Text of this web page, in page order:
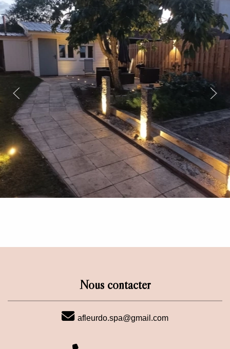
Nous contacter
afleurdo.spa@gmail.com